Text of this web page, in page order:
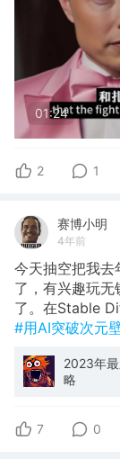
01:24
2 1
赛博小明
4年前
今天抽空把我
了，有兴趣玩
了。在Stable
#用AI突破次元
2023年
略
7 0